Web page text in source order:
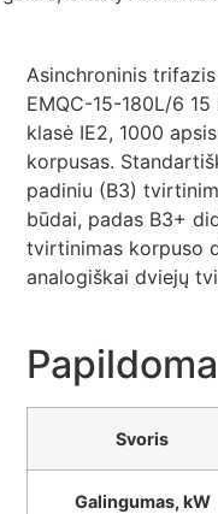
Asinchroninis
EMQC-15-180L/6
klasė IE2, 1000
korpusas.
padiniu (B3)
būdai, padas B3+
tvirtinimas korpuso
analogiškai dviejų
Svoris
Galingumas, kW